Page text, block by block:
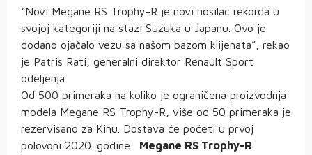
“Novi Megane RS Trophy-R je novi nosilac rekorda u
svojoj kategoriji na stazi Suzuka u Japanu. Ovo je
dodano ojačalo vezu sa našom bazom klijenata”, rekao
je Patris Rati, generalni direktor Renault Sport
odeljenja.
Od 500 primeraka na koliko je ograničena proizvodnja
modela Megane RS Trophy-R, više od 50 primeraka je
rezervisano za Kinu. Dostava će početi u prvoj
polovoni 2020. godine. Megane RS Trophy-R